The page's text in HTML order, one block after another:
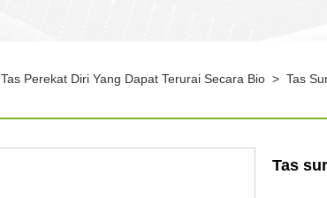
Tas Perekat Diri Yang Dapat Terurai Secara Bio > Tas
Tas